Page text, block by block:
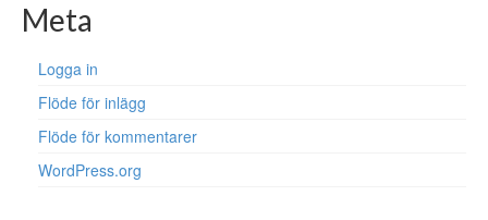
Meta
Logga in
Flöde för inlägg
Flöde för kommentarer
WordPress.org